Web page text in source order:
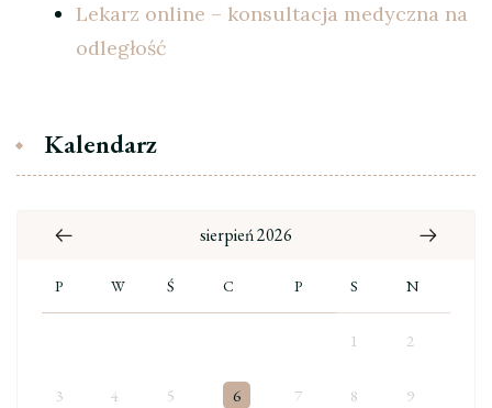
Lekarz online – konsultacja medyczna na
odległość
Kalendarz
sierpień 2026
P W Ś C P S N
1 2
3 4 5 6 7 8 9